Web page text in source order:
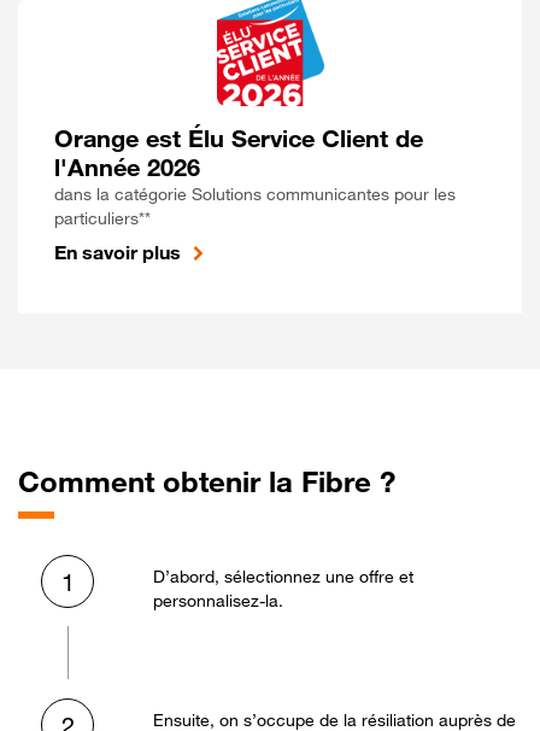
Orange est Élu Service Client de
l'Année 2026
dans la catégorie Solutions communicantes pour les
particuliers**
En savoir plus
Comment obtenir la Fibre ?
1
D’abord, sélectionnez une offre et
personnalisez-la.
Ensuite, on s’occupe de la résiliation auprès de